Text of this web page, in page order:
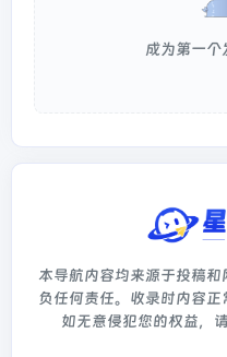
成为第一个
本导航内容均来源于投稿
负任何责任。收录时内容正
如无意侵犯您的权益，